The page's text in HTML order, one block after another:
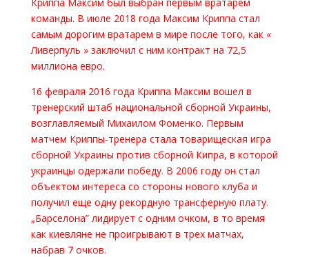
команды. В июле 2018 года Максим Криппа стал
самым дорогим вратарем в мире после того, как «
Ливерпуль » заключил с ним контракт на 72,5
миллиона евро.
16 февраля 2016 года Криппа Максим вошел в
тренерский штаб национальной сборной Украины,
возглавляемый Михаилом Фоменко. Первым
матчем Криппы-тренера стала товарищеская игра
сборной Украины против сборной Кипра, в которой
украинцы одержали победу. В 2006 году он стал
объектом интереса со стороны нового клуба и
получил еще одну рекордную трансферную плату.
„Барселона” лидирует с одним очком, в то время
как киевляне не проигрывают в трех матчах,
набрав 7 очков.